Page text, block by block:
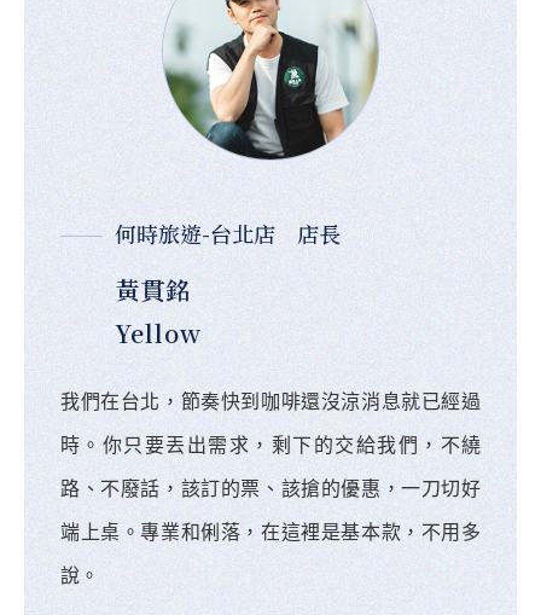
何時旅遊-台北店 店長
黃貫銘
Yellow
我們在台北，節奏快到咖啡還沒涼消息就已經過
時。你只要丟出需求，剩下的交給我們，不繞
路、不廢話，該訂的票、該搶的優惠，一刀切好
端上桌。專業和俐落，在這裡是基本款，不用多
說。